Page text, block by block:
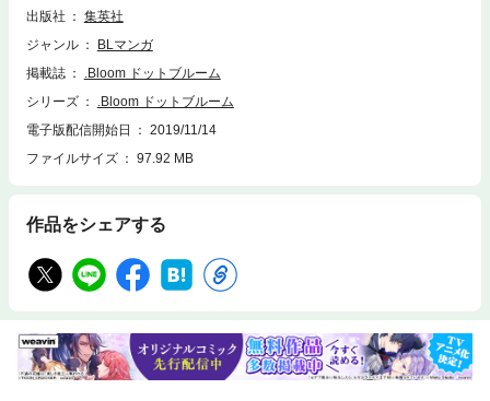
出版社
集英社
ジャンル
BLマンガ
掲載誌
.Bloom ドットブルーム
シリーズ
.Bloom ドットブルーム
電子版配信開始日
2019/11/14
ファイルサイズ
97.92 MB
作品をシェアする